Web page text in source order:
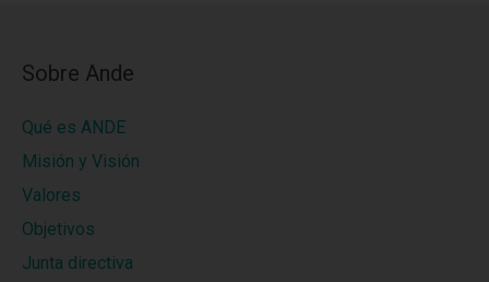
Sobre Ande
Qué es ANDE
Misión y Visión
Valores
Objetivos
Junta directiva